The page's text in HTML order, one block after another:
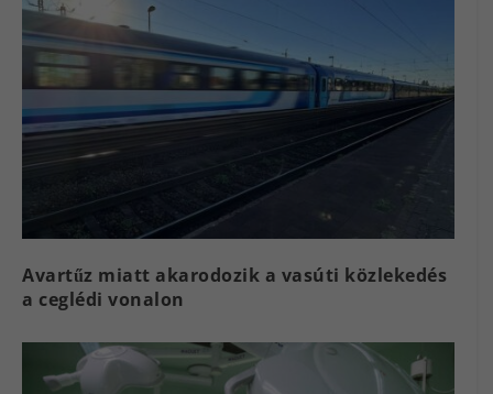
Avartűz miatt akarodozik a vasúti közlekedés
a ceglédi vonalon